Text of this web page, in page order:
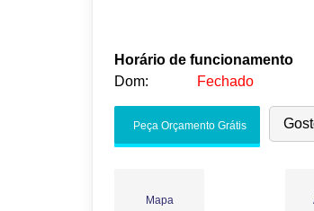
Horário de funcionamento
Dom:
Fechado
Sex:
Peça Orçamento Grátis
Mapa